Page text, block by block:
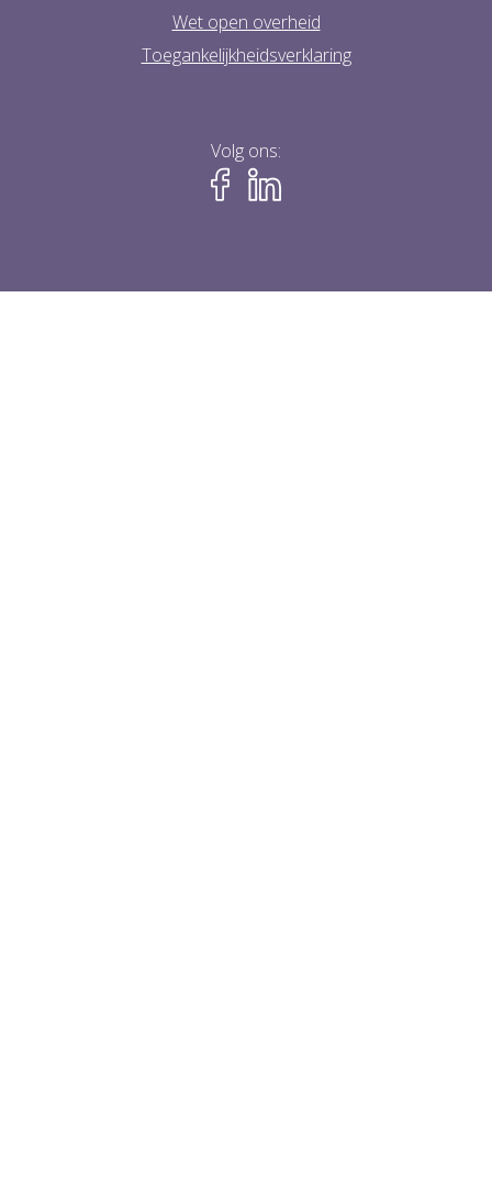
Wet open overheid
Toegankelijkheidsverklaring
Volg ons: